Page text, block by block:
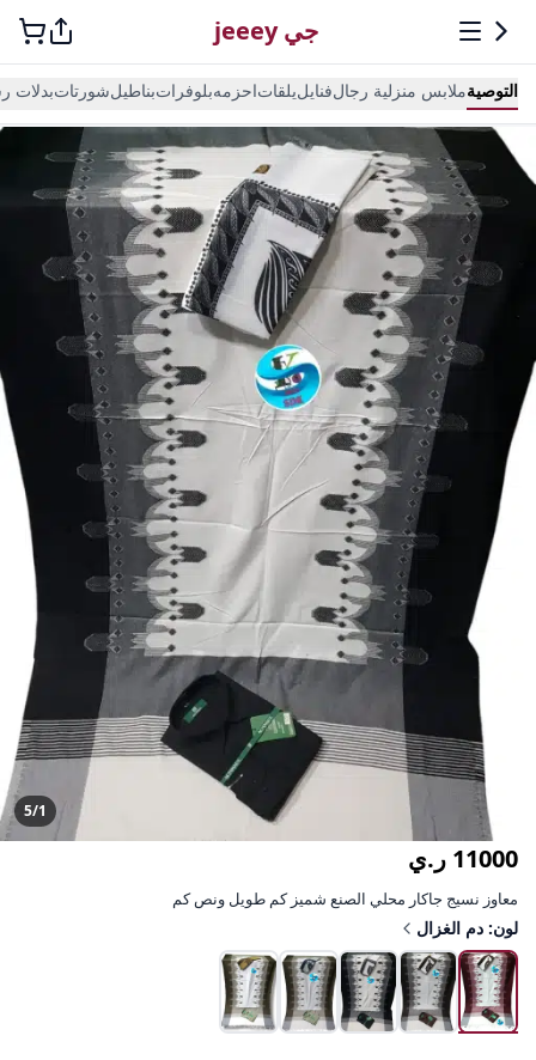
جي jeeey
التوصيةملابس منزلية رجالفنايليلقاتاحزمهبلوفراتبناطيلشورتاتبدلات
5/1
11000 ر.ي
معاوز نسيج جاكار محلي الصنع شميز كم طويل ونص كم
لون: دم الغزال